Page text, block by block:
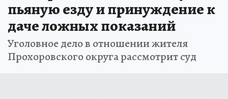
пьяную езду и принуждение к
даче ложных показаний
Уголовное дело в отношении жителя
Прохоровского округа рассмотрит суд